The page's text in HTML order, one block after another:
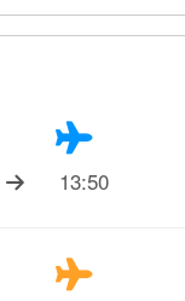
13:50